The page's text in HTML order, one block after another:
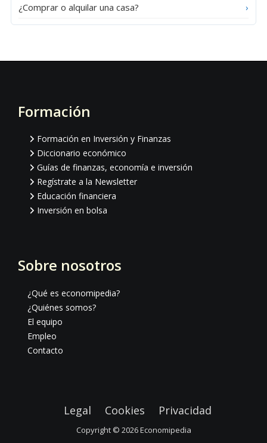
¿Comprar o alquilar una casa? ›
Footer
Formación
Formación en Inversión y Finanzas
Diccionario económico
Guías de finanzas, economía e inversión
Regístrate a la Newsletter
Educación financiera
Inversión en bolsa
Sobre nosotros
¿Qué es economipedia?
¿Quiénes somos?
El equipo
Empleo
Contacto
Legal Cookies Privacidad
Copyright © 2026Economipedia